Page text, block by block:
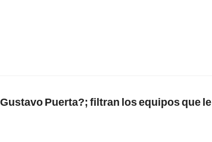
Puerta?; filtran los equipos que le